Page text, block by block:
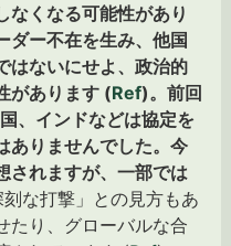
なくなる可能性があり
ダー不在を生み、他国
はないにせよ、政治的
があります (Ref)。前回
、インドなどは協定を
ありませんでした。今
されますが、一部では
な打撃」との見方もあ
たり、グローバルな合